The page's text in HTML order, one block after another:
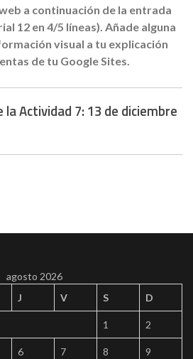
a continuación de la entrada
12 en 4/5 líneas). Añade alguna
visual a tu explicación
de tu Google Sites.
Actividad 7: 13 de diciembre
agosto 2026
J V S D
1 2
6 7 8 9